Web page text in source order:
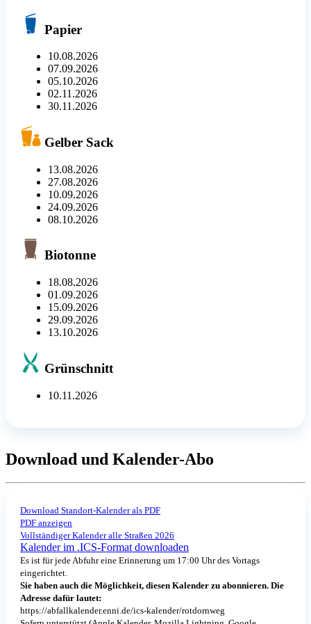
Papier
10.08.2026
07.09.2026
05.10.2026
02.11.2026
30.11.2026
Gelber Sack
13.08.2026
27.08.2026
10.09.2026
24.09.2026
08.10.2026
Biotonne
18.08.2026
01.09.2026
15.09.2026
29.09.2026
13.10.2026
Grünschnitt
10.11.2026
Download und Kalender-Abo
Download Standort-Kalender als PDF
PDF anzeigen
Vollständiger Kalender alle Straßen 2026
Kalender im .ICS-Format downloaden
Es ist für jede Abfuhr eine Erinnerung um 17:00 Uhr des Vortags
eingerichtet.
Sie haben auch die Möglichkeit, diesen Kalender zu abonnieren. Die
Adresse dafür lautet:
https://abfallkalender.enni.de/ics-kalender/rotdornweg